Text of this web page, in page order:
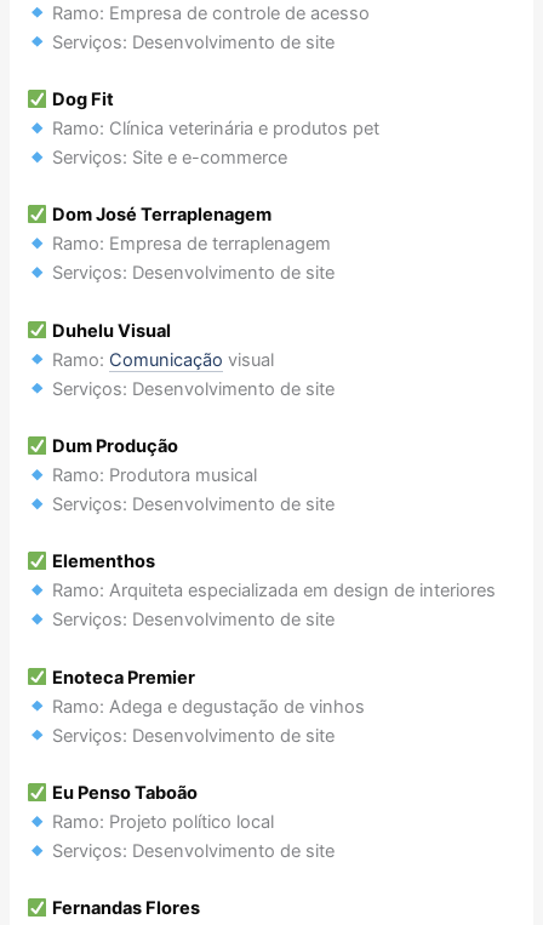
Ramo: Empresa de controle de acesso
Serviços: Desenvolvimento de site
Dog Fit
Ramo: Clínica veterinária e produtos pet
Serviços: Site e e-commerce
Dom José Terraplenagem
Ramo: Empresa de terraplenagem
Serviços: Desenvolvimento de site
Duhelu Visual
Ramo: Comunicação visual
Serviços: Desenvolvimento de site
Dum Produção
Ramo: Produtora musical
Serviços: Desenvolvimento de site
Elementhos
Ramo: Arquiteta especializada em design de interiores
Serviços: Desenvolvimento de site
Enoteca Premier
Ramo: Adega e degustação de vinhos
Serviços: Desenvolvimento de site
Eu Penso Taboão
Ramo: Projeto político local
Serviços: Desenvolvimento de site
Fernandas Flores